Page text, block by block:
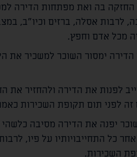
החזקה בה ואת מפתחות הדירה
לרבות אסלה, ברזים וכיו"ב,
מכל אדם וחפץ.
הדירה ימסור השוכר למשכיר
לפנות את הדירה ולהחזיר
זה לפני תום תקופת השכירות
יפנה את הדירה מסיבה כלשהי
כל התחייבויותיו על פיו,
השכירות.